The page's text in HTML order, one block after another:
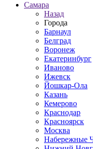
Самара
Назад
Города
Барнаул
Белград
Воронеж
Екатеринбург
Иваново
Ижевск
Йошкар-Ола
Казань
Кемерово
Краснодар
Красноярск
Москва
Набережные